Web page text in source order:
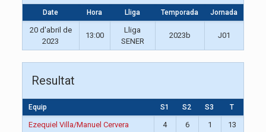
Date Hora Lliga Temporada Jornada
20 d'abril de
2023
13:00
Lliga
SENER
2023b J01
Resultat
Equip S1 S2 S3 T
Ezequiel Villa/Manuel Cervera 4 6 1
13